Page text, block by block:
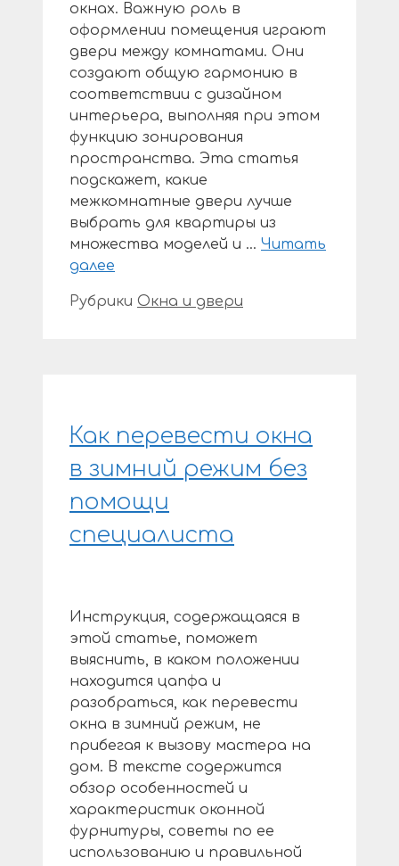
окнах. Важную роль в
оформлении помещения играют
двери между комнатами. Они
создают общую гармонию в
соответствии с дизайном
интерьера, выполняя при этом
функцию зонирования
пространства. Эта статья
подскажет, какие
межкомнатные двери лучше
выбрать для квартиры из
множества моделей и … Читать
далее
Рубрики Окна и двери
Как перевести окна
в зимний режим без
помощи
специалиста
Инструкция, содержащаяся в
этой статье, поможет
выяснить, в каком положении
находится цапфа и
разобраться, как перевести
окна в зимний режим, не
прибегая к вызову мастера на
дом. В тексте содержится
обзор особенностей и
характеристик оконной
фурнитуры, советы по ее
использованию и правильной